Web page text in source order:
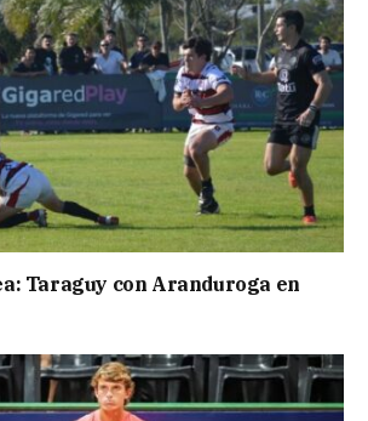
Taraguy con Aranduroga en